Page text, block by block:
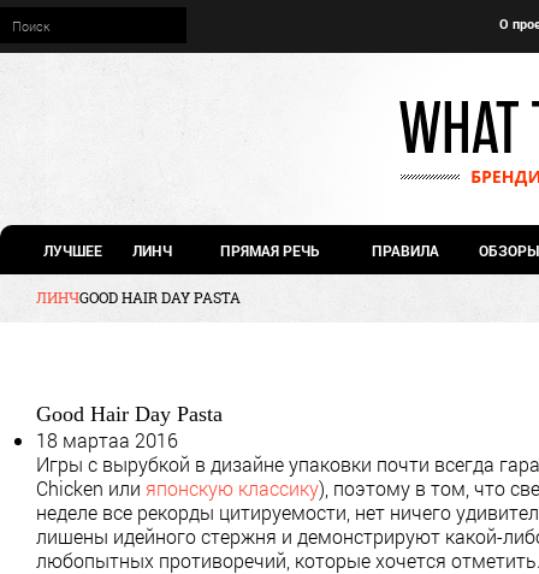
О
ЛУЧШЕЕ ЛИНЧ ПРЯМАЯ РЕЧЬ ПРАВИЛА ОБЗОРЫ
ЛИНЧGOOD HAIR DAY PASTA
Good Hair Day Pasta
18 мартаа 2016
Игры с вырубкой в дизайне упаковки почти всегда
Chicken или японскую классику), поэтому в том, что
неделе все рекорды цитируемости, нет ничего
лишены идейного стержня и демонстрируют какой-
любопытных противоречий, которые хочется